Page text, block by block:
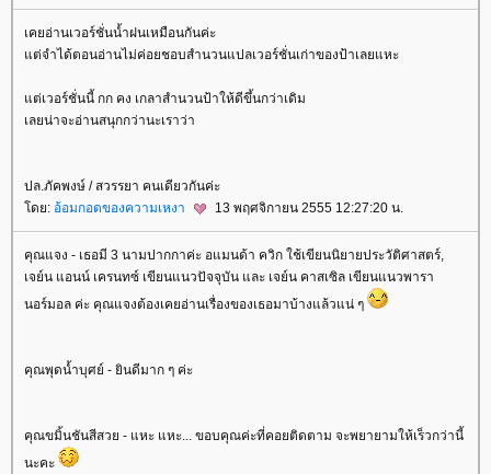
เคยอ่านเวอร์ชั่นน้ำฝนเหมือนกันค่ะ
ต่จำได้ตอนอ่านไม่ค่อยชอบสำนวนแปลเวอร์ชั่นเก่าของป้าเลยแหะ
ต่เวอร์ชั่นนี้ กก คง เกลาสำนวนป้าให้ดีขึ้นกว่าเดิม
เลยน่าจะอ่านสนุกกว่านะเราว่า
ปล.ภัคพงษ์ / สวรรยา คนเดียวกันค่ะ
ดย: อ้อมกอดของความเหงา 13 พฤศจิกายน 2555 12:27:20 น.
คุณแจง - เธอมี 3 นามปากกาค่ะ อแมนด้า ควิก ใช้เขียนนิยายประวัติศาสตร์,
เจย์น แอนน์ เครนทซ์ เขียนแนวปัจจุบัน และ เจย์น คาสเซิล เขียนแนวพารา
นอร์มอล ค่ะ คุณแจงต้องเคยอ่านเรื่องของเธอมาบ้างแล้วแน่ ๆ
คุณพุดน้ำบุศย์ - ยินดีมาก ๆ ค่ะ
คุณขมิ้นชันสีสวย - แหะ แหะ... ขอบคุณค่ะที่คอยติดตาม จะพยายามให้เร็วกว่านี้
นะคะ